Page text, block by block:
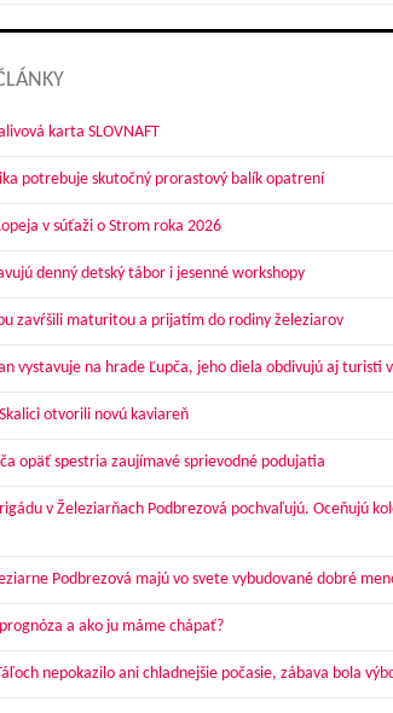
karta SLOVNAFT
potrebuje skutočný prorastový balík opatrení
v súťaži o Strom roka 2026
denný detský tábor i jesenné workshopy
zavŕšili maturitou a prijatím do rodiny železiarov
vystavuje na hrade Ľupča, jeho diela obdivujú aj turisti
otvorili novú kaviareň
opäť spestria zaujímavé sprievodné podujatia
v Železiarňach Podbrezová pochvaľujú. Oceňujú
Podbrezová majú vo svete vybudované dobré
a ako ju máme chápať?
nepokazilo ani chladnejšie počasie, zábava bola